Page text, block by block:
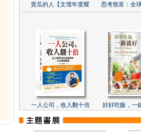
賣瓜的人【文壇年度耀 思考致富：全
一人公司，收入翻十倍 好好吃飯，一